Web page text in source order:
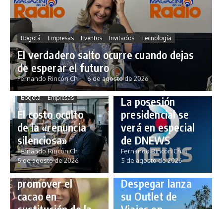
Bogotá Empresas Eventos Invitados Tecnología
El verdadero salto ocurre cuando dejas
de esperar el futuro
Fernando Rincón Ch. 6 de agosto de 2026
Bogotá Empresas
El costo oculto
de la «renuncia
silenciosa»
Fernando Rincón Ch.
5 de agosto de 2026
Empresas Tecnología
La posesión
presidencial se
verá en especial
de DNEWS
Fernando Rincón Ch.
5 de agosto de 2026
Agronegocio
Economía
Empresas
«Sabores de
Paz» para
promover el
cacao en
Bogotá
Despegar lanza
su Outlet de